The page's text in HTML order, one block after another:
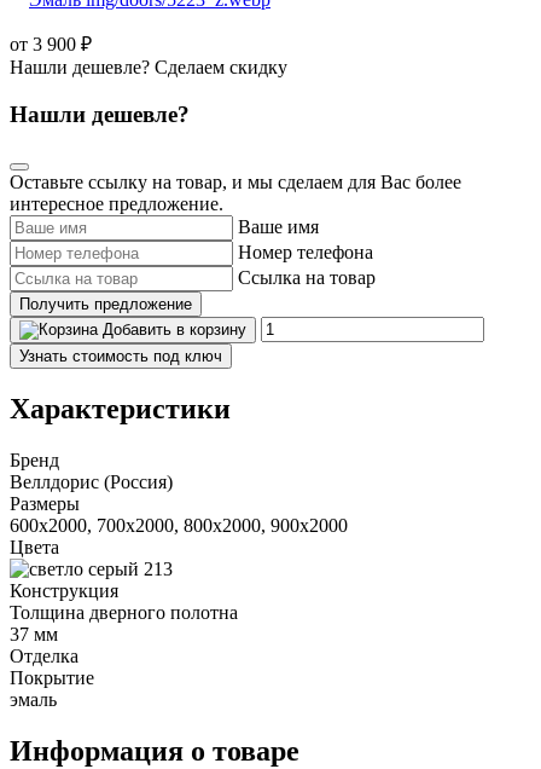
от 3 900 ₽
Нашли дешевле? Сделаем скидку
Нашли дешевле?
Оставьте ссылку на товар, и мы сделаем для Вас более
интересное предложение.
Ваше имя
Номер телефона
Ссылка на товар
Получить предложение
Добавить в корзину
Узнать стоимость под ключ
Характеристики
Бренд
Веллдорис (Россия)
Размеры
600x2000, 700x2000, 800x2000, 900x2000
Цвета
Конструкция
Толщина дверного полотна
37 мм
Отделка
Покрытие
эмаль
Информация о товаре